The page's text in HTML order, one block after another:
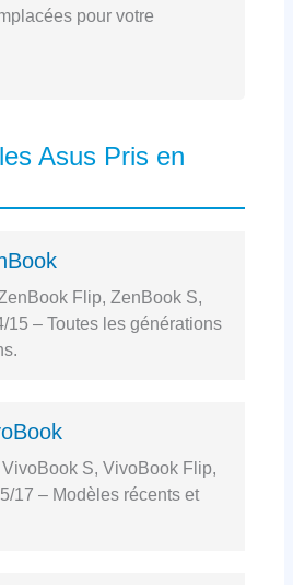
pour votre
Asus Pris en
Flip, ZenBook S,
15 – Toutes les générations
S, VivoBook Flip,
17 – Modèles récents et